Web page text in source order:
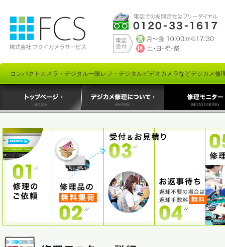
コンパクトカメラ・デジタル一眼レフ・デジタルビデオカメラなどデジカメ修